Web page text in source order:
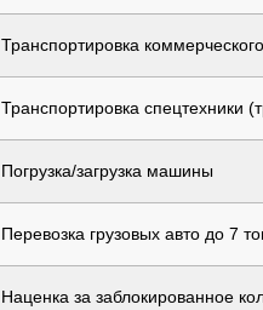
Транспортировка
Транспортировка спецтехники
Погрузка/загрузка машины
Перевозка грузовых авто до 7
Наценка за заблокированное